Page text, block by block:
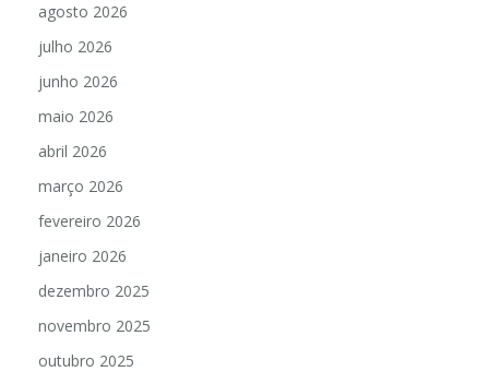
agosto 2026
julho 2026
junho 2026
maio 2026
abril 2026
março 2026
fevereiro 2026
janeiro 2026
dezembro 2025
novembro 2025
outubro 2025